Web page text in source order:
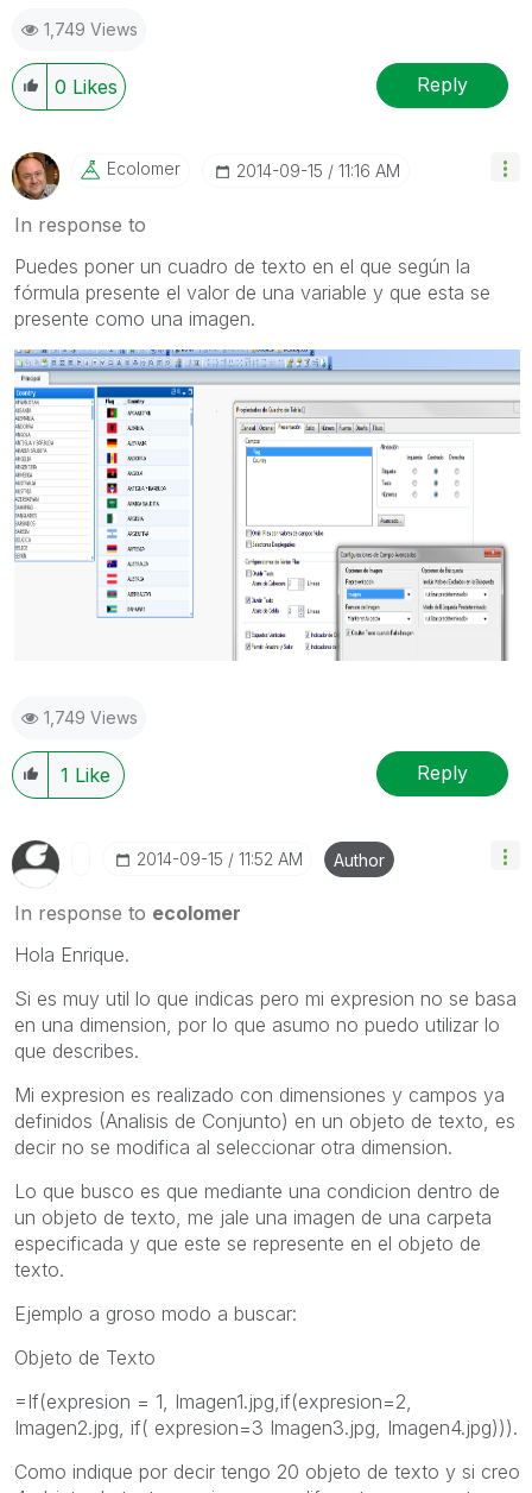
1,749 Views
0 Likes Reply
Ecolomer ‎2014-09-15 11:16 AM
In response to
Puedes poner un cuadro de texto en el que según la
fórmula presente el valor de una variable y que esta se
presente como una imagen.
1,749 Views
1 Like Reply
‎2014-09-15 11:52 AM Author
In response to ecolomer
Hola Enrique.
Si es muy util lo que indicas pero mi expresion no se basa
en una dimension, por lo que asumo no puedo utilizar lo
que describes.
Mi expresion es realizado con dimensiones y campos ya
definidos (Analisis de Conjunto) en un objeto de texto, es
decir no se modifica al seleccionar otra dimension.
Lo que busco es que mediante una condicion dentro de
un objeto de texto, me jale una imagen de una carpeta
especificada y que este se represente en el objeto de
texto.
Ejemplo a groso modo a buscar:
Objeto de Texto
=If(expresion = 1, Imagen1.jpg,if(expresion=2,
Imagen2.jpg, if( expresion=3 Imagen3.jpg, Imagen4.jpg))).
Como indique por decir tengo 20 objeto de texto y si creo